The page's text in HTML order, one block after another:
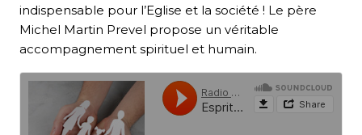
indispensable pour l’Eglise et la société ! Le père
Michel Martin Prevel propose un véritable
accompagnement spirituel et humain.